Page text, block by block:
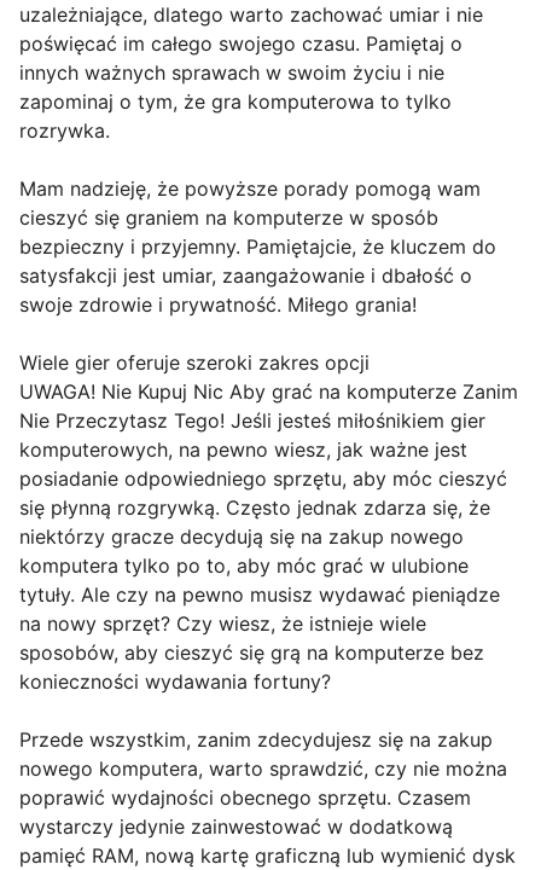
uzależniające, dlatego warto zachować umiar i nie
poświęcać im całego swojego czasu. Pamiętaj o
innych ważnych sprawach w swoim życiu i nie
zapominaj o tym, że gra komputerowa to tylko
rozrywka.
Mam nadzieję, że powyższe porady pomogą wam
cieszyć się graniem na komputerze w sposób
bezpieczny i przyjemny. Pamiętajcie, że kluczem do
satysfakcji jest umiar, zaangażowanie i dbałość o
swoje zdrowie i prywatność. Miłego grania!
Wiele gier oferuje szeroki zakres opcji
UWAGA! Nie Kupuj Nic Aby grać na komputerze Zanim
Nie Przeczytasz Tego! Jeśli jesteś miłośnikiem gier
komputerowych, na pewno wiesz, jak ważne jest
posiadanie odpowiedniego sprzętu, aby móc cieszyć
się płynną rozgrywką. Często jednak zdarza się, że
niektórzy gracze decydują się na zakup nowego
komputera tylko po to, aby móc grać w ulubione
tytuły. Ale czy na pewno musisz wydawać pieniądze
na nowy sprzęt? Czy wiesz, że istnieje wiele
sposobów, aby cieszyć się grą na komputerze bez
konieczności wydawania fortuny?
Przede wszystkim, zanim zdecydujesz się na zakup
nowego komputera, warto sprawdzić, czy nie można
poprawić wydajności obecnego sprzętu. Czasem
wystarczy jedynie zainwestować w dodatkową
pamięć RAM, nową kartę graficzną lub wymienić dysk